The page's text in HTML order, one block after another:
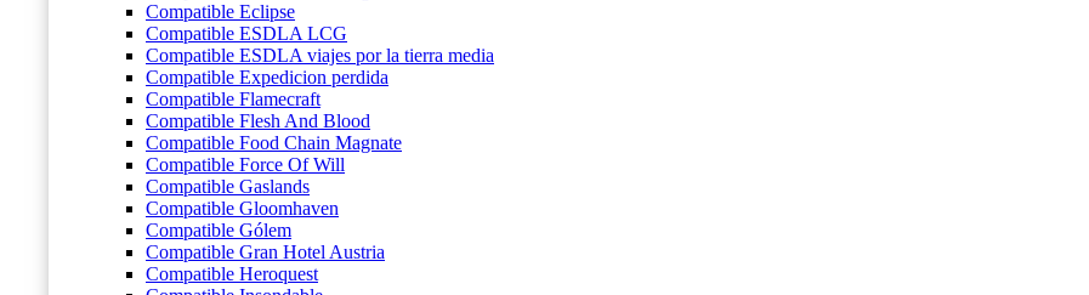
Compatible Eclipse
Compatible ESDLA LCG
Compatible ESDLA viajes por la tierra media
Compatible Expedicion perdida
Compatible Flamecraft
Compatible Flesh And Blood
Compatible Food Chain Magnate
Compatible Force Of Will
Compatible Gaslands
Compatible Gloomhaven
Compatible Gólem
Compatible Gran Hotel Austria
Compatible Heroquest